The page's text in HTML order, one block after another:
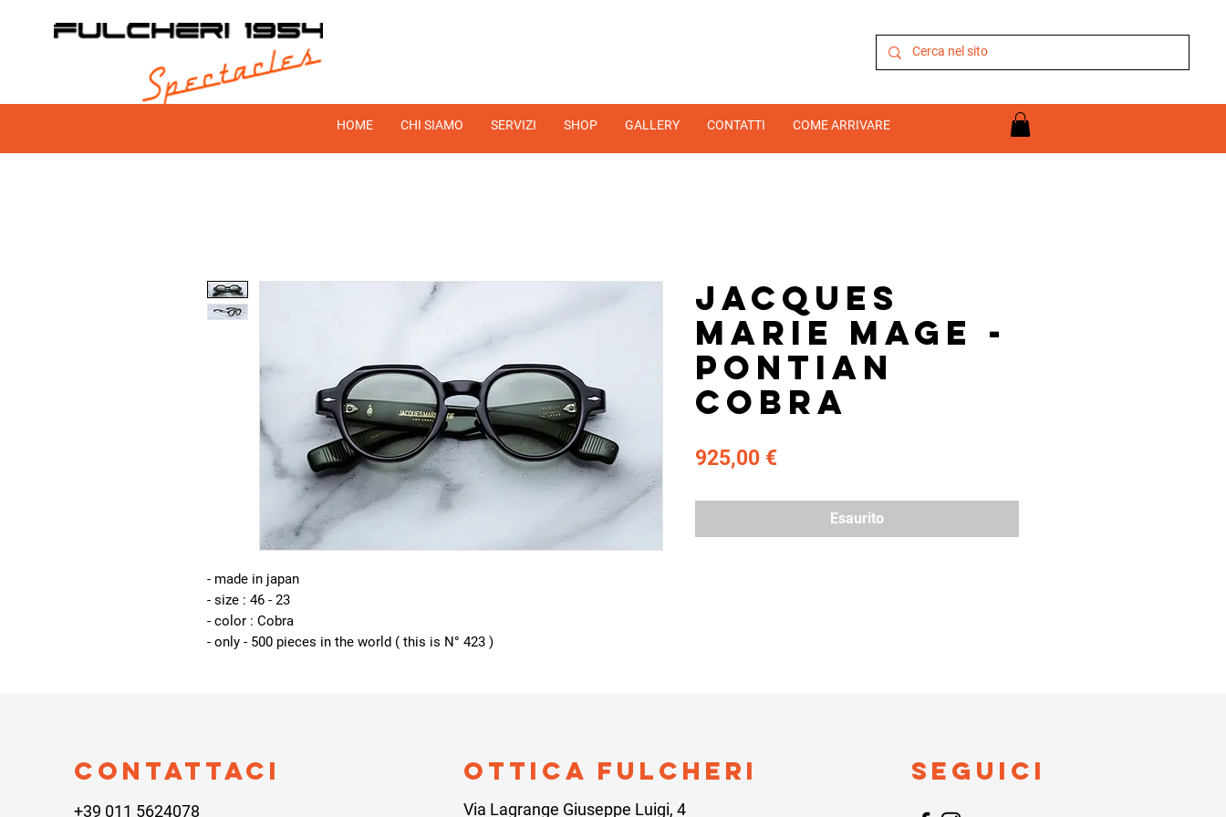
HOME CHI SIAMO SERVIZI SHOP GALLERY CONTATTI COME ARRIVARE
- made in japan
- size : 46 - 23
- color : Cobra
- only - 500 pieces in the world ( this is N° 423 )
Jacques
Marie Mage -
Pontian
cobra
925,00 €Prezzo
Esaurito
Contattaci
+39 011 5624078
ottica fulcheri
Via Lagrange Giuseppe Luigi, 4
Seguici